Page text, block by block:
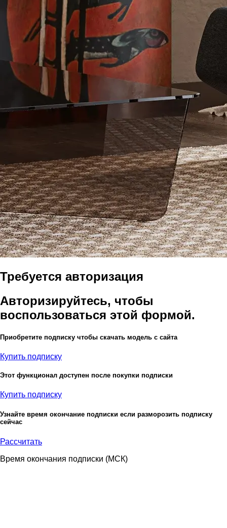
Требуется авторизация
Авторизируйтесь, чтобы
воспользоваться этой формой.
Приобретите подписку чтобы скачать модель с сайта
Купить подписку
Этот функционал доступен после покупки подписки
Купить подписку
Узнайте время окончание подписки если разморозить подписку
сейчас
Рассчитать
Время окончания подписки (МСК)